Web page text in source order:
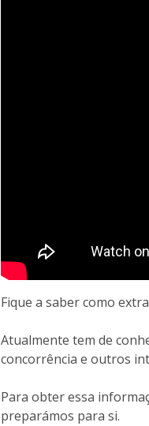
Fique a saber como
Atualmente tem de
concorrência e outros
Para obter essa
preparámos para si.